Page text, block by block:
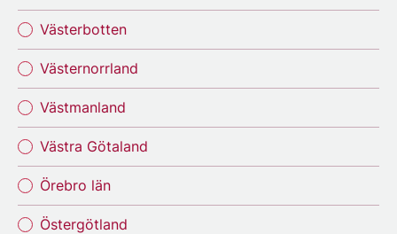
Västerbotten
Västernorrland
Västmanland
Västra Götaland
Örebro län
Östergötland